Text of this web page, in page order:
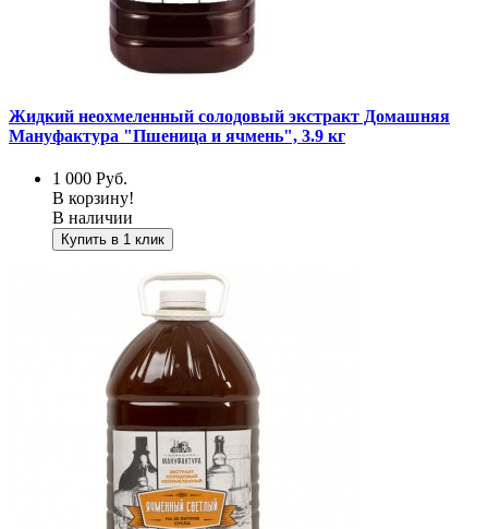
Жидкий неохмеленный солодовый экстракт Домашняя
Мануфактура "Пшеница и ячмень", 3.9 кг
1 000 Руб.
В корзину!
В наличии
Купить в 1 клик